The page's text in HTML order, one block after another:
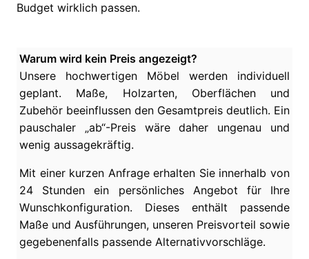
Budget wirklich passen.
Warum wird kein Preis angezeigt?
Unsere hochwertigen Möbel werden individuell
geplant. Maße, Holzarten, Oberflächen und
Zubehör beeinflussen den Gesamtpreis deutlich. Ein
pauschaler „ab“-Preis wäre daher ungenau und
wenig aussagekräftig.
Mit einer kurzen Anfrage erhalten Sie innerhalb von
24 Stunden ein persönliches Angebot für Ihre
Wunschkonfiguration. Dieses enthält passende
Maße und Ausführungen, unseren Preisvorteil sowie
gegebenenfalls passende Alternativvorschläge.